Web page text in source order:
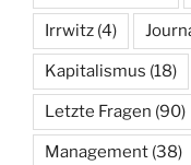
Irrwitz (4)
Kapitalismus (18)
Letzte Fragen (90)
Management (38)